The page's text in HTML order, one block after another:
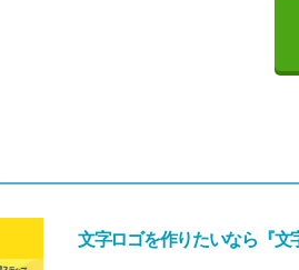
文字ロゴを作りたいなら 『